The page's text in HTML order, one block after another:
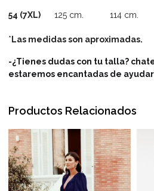
54 (7XL) 125 cm. 114 cm.
* Las medidas son aproximadas.
-¿Tienes dudas con tu talla?
estaremos encantadas de
Productos Relacionados